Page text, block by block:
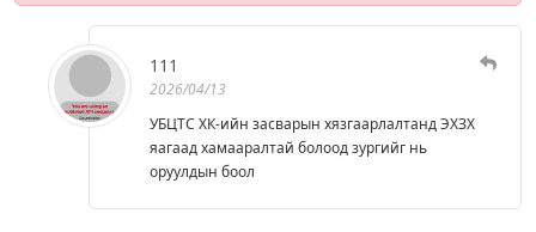
111
2026/04/13
УБЦТС ХК-ийн засварын хязгаарлалтанд ЭХЗХ
яагаад хамааралтай болоод зургийг нь
оруулдын боол